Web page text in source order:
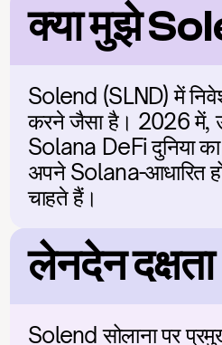
क्या मुझे
Solend (SLND) में
करने जैसा है। 2026 में,
Solana DeFi दुनिया
अपने Solana-आधारित
चाहते हैं।
लेनदेन दक्षता
Solend सोलाना पर